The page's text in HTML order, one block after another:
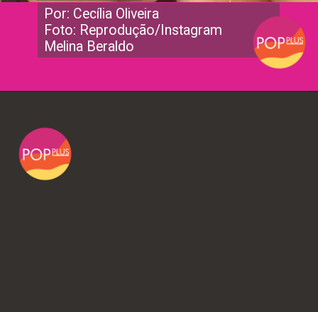
Por: Cecília Oliveira
Foto: Reprodução/Instagram
Melina Beraldo